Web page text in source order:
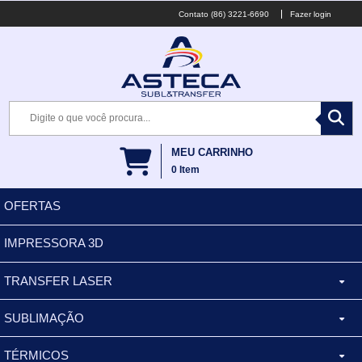
(86) 3221-6690 Fazer login
MEU CARRINHO
0 Item
OFERTAS
IMPRESSORA 3D
TRANSFER LASER
CANECA ALUMINIO
BALDES
SUBLIMAÇÃO
XÍCARA
TÉRMICOS